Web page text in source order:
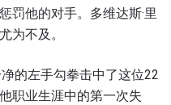
罚他的对手。多维达斯·里
为不及。
的左手勾拳击中了这位22
职业生涯中的第一次失